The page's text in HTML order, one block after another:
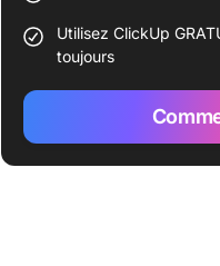
Utilisez ClickUp
toujours